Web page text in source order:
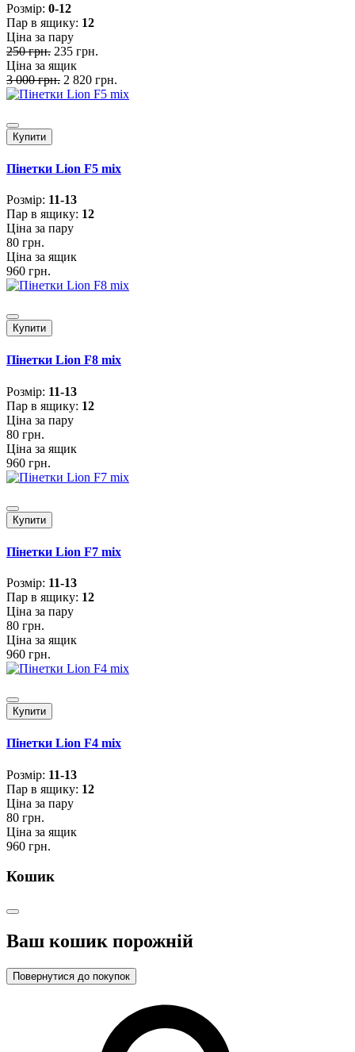
Розмiр: 0-12
Пар в ящику: 12
Ціна за пару
250 грн. 235 грн.
Ціна за ящик
3 000 грн. 2 820 грн.
Купити
Пінетки Lion F5 mix
Розмiр: 11-13
Пар в ящику: 12
Ціна за пару
80 грн.
Ціна за ящик
960 грн.
Купити
Пінетки Lion F8 mix
Розмiр: 11-13
Пар в ящику: 12
Ціна за пару
80 грн.
Ціна за ящик
960 грн.
Купити
Пінетки Lion F7 mix
Розмiр: 11-13
Пар в ящику: 12
Ціна за пару
80 грн.
Ціна за ящик
960 грн.
Купити
Пінетки Lion F4 mix
Розмiр: 11-13
Пар в ящику: 12
Ціна за пару
80 грн.
Ціна за ящик
960 грн.
Кошик
Ваш кошик порожній
Повернутися до покупок